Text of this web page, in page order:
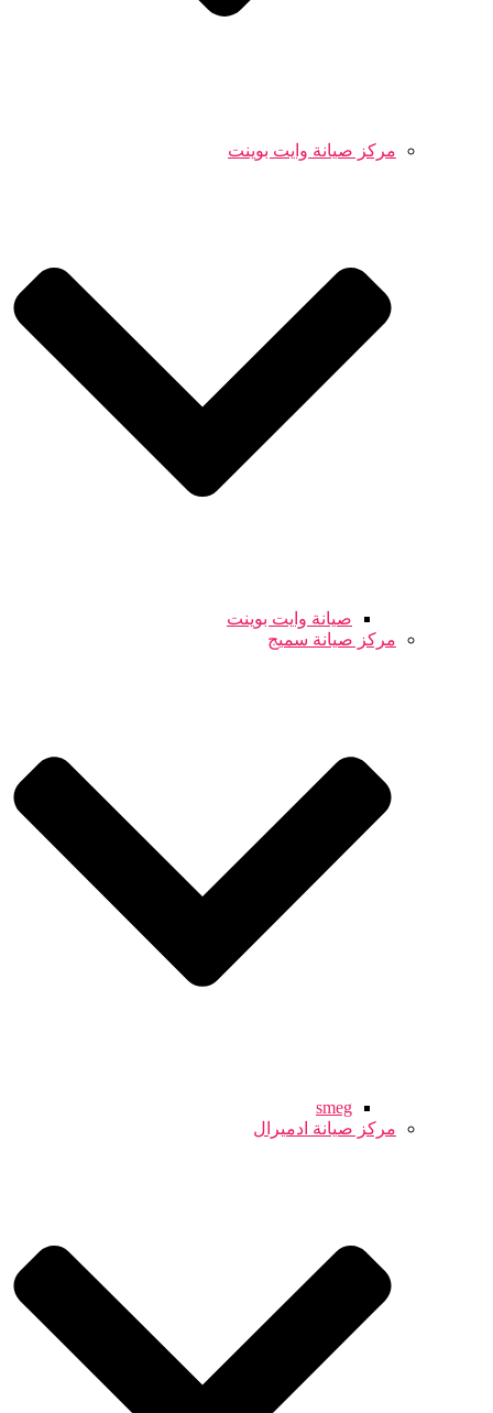
مركز صيانة وايت بوينت
صيانة وايت بوينت
مركز صيانة سميج
smeg
مركز صيانة ادميرال